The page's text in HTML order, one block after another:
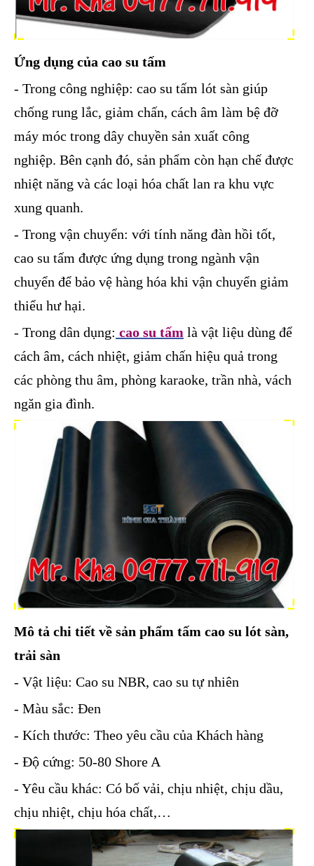
Ứng dụng của cao su tấm
- Trong công nghiệp: cao su tấm lót sàn giúp
chống rung lắc, giảm chấn, cách âm làm bệ đỡ
máy móc trong dây chuyền sản xuất công
nghiệp. Bên cạnh đó, sản phẩm còn hạn chế được
nhiệt năng và các loại hóa chất lan ra khu vực
xung quanh.
- Trong vận chuyển: với tính năng đàn hồi tốt,
cao su tấm được ứng dụng trong ngành vận
chuyển để bảo vệ hàng hóa khi vận chuyển giảm
thiểu hư hại.
- Trong dân dụng: cao su tấm là vật liệu dùng để
cách âm, cách nhiệt, giảm chấn hiệu quả trong
các phòng thu âm, phòng karaoke, trần nhà, vách
ngăn gia đình.
Mô tả chi tiết về sản phẩm tấm cao su lót sàn,
trải sàn
- Vật liệu: Cao su NBR, cao su tự nhiên
- Màu sắc: Đen
- Kích thước: Theo yêu cầu của Khách hàng
- Độ cứng: 50-80 Shore A
- Yêu cầu khác: Có bố vải, chịu nhiệt, chịu dầu,
chịu nhiệt, chịu hóa chất,…